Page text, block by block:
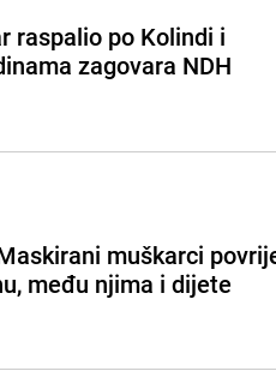
raspalio po Kolindi i
zagovara NDH
muškarci
među njima i dijete